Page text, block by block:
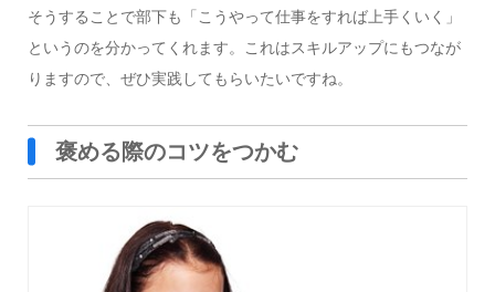
そうすることで部下も「こうやって仕事をすれば上手くいく」
というのを分かってくれます。これはスキルアップにもつなが
りますので、ぜひ実践してもらいたいですね。
褒める際のコツをつかむ